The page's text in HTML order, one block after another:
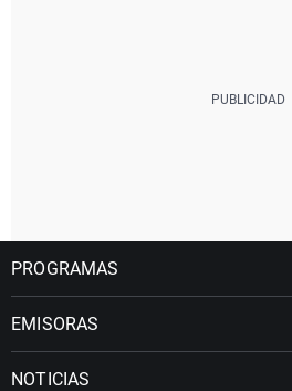
PROGRAMAS
EMISORAS
NOTICIAS